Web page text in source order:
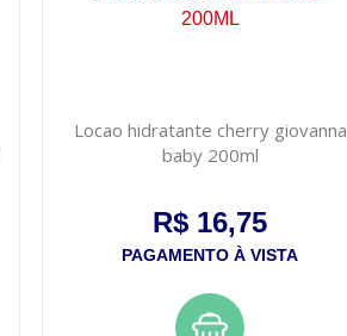
Locao hidratante cherry giovanna
baby 200ml
R$ 16,75
PAGAMENTO À VISTA